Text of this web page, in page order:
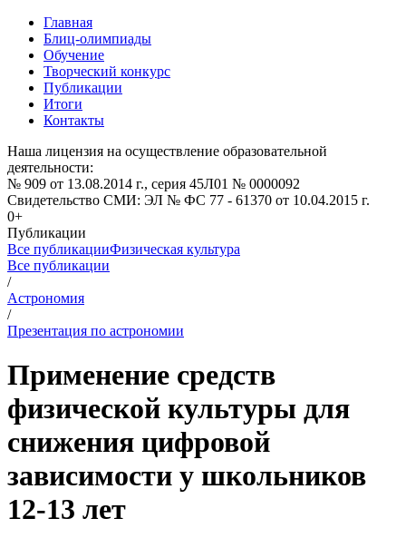
Главная
Блиц-олимпиады
Обучение
Творческий конкурс
Публикации
Итоги
Контакты
Наша лицензия на осуществление образовательной
деятельности:
№ 909 от 13.08.2014 г., серия 45Л01 № 0000092
Свидетельство СМИ: ЭЛ № ФС 77 - 61370 от 10.04.2015 г.
0+
Публикации
Все публикацииФизическая культура
Все публикации
/
Астрономия
/
Презентация по астрономии
Применение средств
физической культуры для
снижения цифровой
зависимости у школьников
12-13 лет